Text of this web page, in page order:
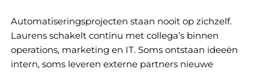
Automatiseringsprojecten staan nooit op zichzelf.
Laurens schakelt continu met collega’s binnen
operations, marketing en IT. Soms ontstaan ideeën
intern, soms leveren externe partners nieuwe